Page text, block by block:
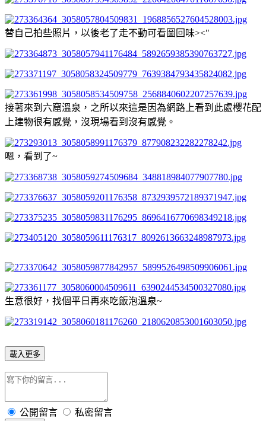
替自己拍些照片，以後老了走不動可看圖回味><"
接著來到六窟溫泉，之所以來這是因為網路上看到此處櫻花配
上建物很有感覺，沒現場看到沒有感覺。
嗯，看到了~
生意很好，找個平日再來吃飯泡溫泉~
載入更多
公開留言 私密留言